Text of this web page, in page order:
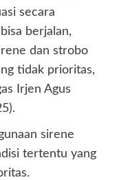
secara
berjalan,
dan strobo
tidak prioritas,
Irjen Agus
sirene
tertentu yang